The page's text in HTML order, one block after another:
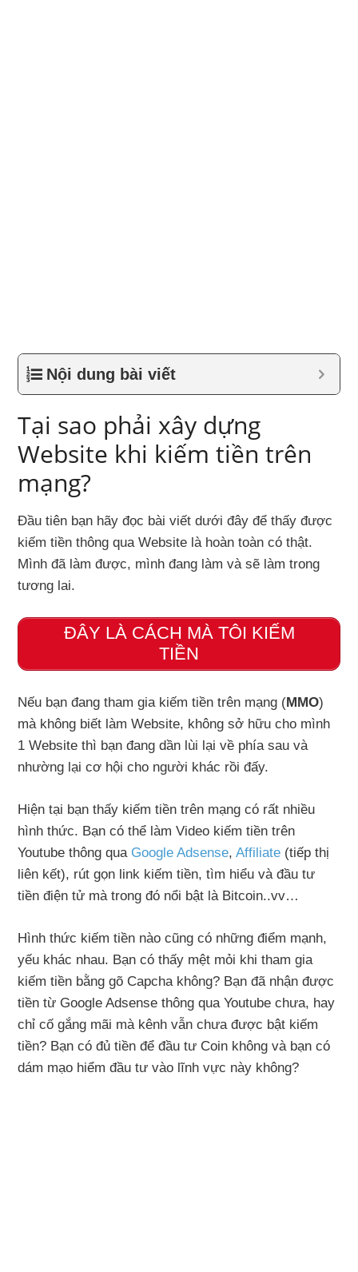
Nội dung bài viết
Tại sao phải xây dựng
Website khi kiếm tiền trên
mạng?
Đầu tiên bạn hãy đọc bài viết dưới đây để thấy được
kiếm tiền thông qua Website là hoàn toàn có thật.
Mình đã làm được, mình đang làm và sẽ làm trong
tương lai.
ĐÂY LÀ CÁCH MÀ TÔI KIẾM
TIỀN
Nếu bạn đang tham gia kiếm tiền trên mạng (MMO)
mà không biết làm Website, không sở hữu cho mình
1 Website thì bạn đang dần lùi lại về phía sau và
nhường lại cơ hội cho người khác rồi đấy.
Hiện tại bạn thấy kiếm tiền trên mạng có rất nhiều
hình thức. Bạn có thể làm Video kiếm tiền trên
Youtube thông qua Google Adsense,Affiliate (tiếp thị
liên kết), rút gọn link kiếm tiền, tìm hiểu và đầu tư
tiền điện tử mà trong đó nổi bật là Bitcoin..vv…
Hình thức kiếm tiền nào cũng có những điểm mạnh,
yếu khác nhau. Bạn có thấy mệt mỏi khi tham gia
kiếm tiền bằng gõ Capcha không? Bạn đã nhận được
tiền từ Google Adsense thông qua Youtube chưa, hay
chỉ cố gắng mãi mà kênh vẫn chưa được bật kiếm
tiền? Bạn có đủ tiền để đầu tư Coin không và bạn có
dám mạo hiểm đầu tư vào lĩnh vực này không?